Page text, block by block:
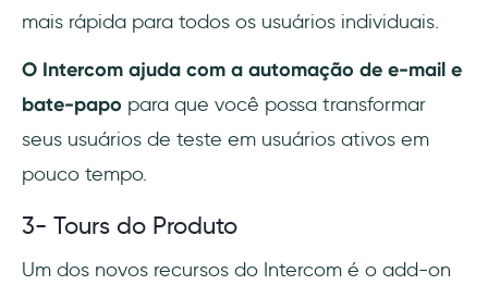
mais rápida para todos os usuários individuais.
O Intercom ajuda com a automação de e-mail e
bate-papo para que você possa transformar
seus usuários de teste em usuários ativos em
pouco tempo.
3- Tours do Produto
Um dos novos recursos do Intercom é o add-on